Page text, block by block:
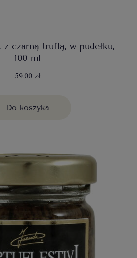
czarną truflą, w pudełku,
100 ml
59,00 zł
Do koszyka